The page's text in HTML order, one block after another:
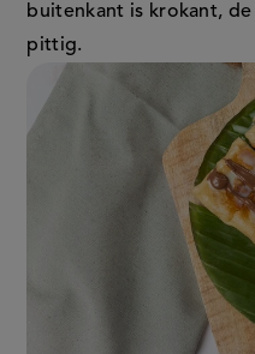
buitenkant is krokant,
pittig.